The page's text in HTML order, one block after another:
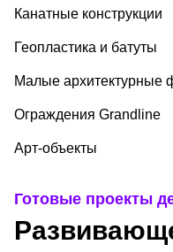
Канатные конструкции
Геопластика и батуты
Малые архитектурные
Ограждения Grandline
Арт-объекты
Готовые проекты